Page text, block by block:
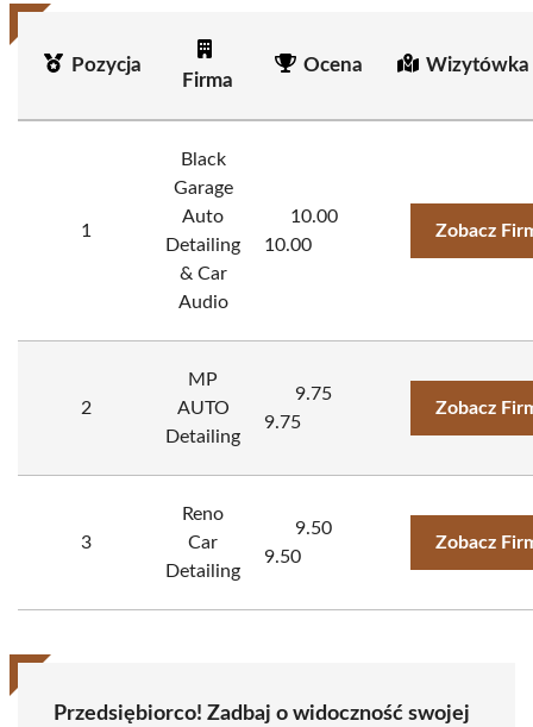
Pozycja
Firma
Ocena Wizytówka
1
Black
Garage
Auto
Detailing
& Car
Audio
10.00
10.00
Zobacz
2
MP
AUTO
Detailing
9.75
9.75
Zobacz
3
Reno
Car
Detailing
9.50
9.50
Zobacz
Przedsiębiorco! Zadbaj o widoczność swojej